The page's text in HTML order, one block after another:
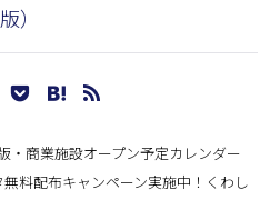
）
・商業施設オープン予定カレンダー
無料配布キャンペーン実施中！くわし